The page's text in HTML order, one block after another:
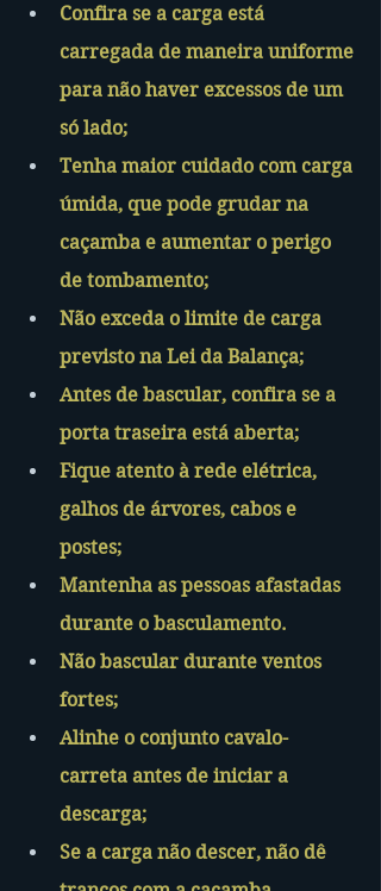
Confira se a carga está
carregada de maneira uniforme
para não haver excessos de um
só lado;
Tenha maior cuidado com carga
úmida, que pode grudar na
caçamba e aumentar o perigo
de tombamento;
Não exceda o limite de carga
previsto na Lei da Balança;
Antes de bascular, confira se a
porta traseira está aberta;
Fique atento à rede elétrica,
galhos de árvores, cabos e
postes;
Mantenha as pessoas afastadas
durante o basculamento.
Não bascular durante ventos
fortes;
Alinhe o conjunto cavalo-
carreta antes de iniciar a
descarga;
Se a carga não descer, não dê